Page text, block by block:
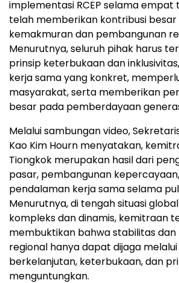
implementasi RCEP selama
telah memberikan kontribusi
kemakmuran dan pembangunan
Menurutnya, seluruh pihak harus
prinsip keterbukaan dan
kerja sama yang konkret,
masyarakat, serta memberikan
besar pada pemberdayaan
Melalui sambungan video,
Kao Kim Hourn menyatakan,
Tiongkok merupakan hasil dari
pasar, pembangunan
pendalaman kerja sama selama
Menurutnya, di tengah situasi
kompleks dan dinamis, kemitraan
membuktikan bahwa stabilitas
regional hanya dapat dijaga
berkelanjutan, keterbukaan, dan
menguntungkan.